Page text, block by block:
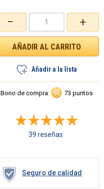
Seguro de calidad
+
−
Añadir a la lista
Bono de compra: 73 puntos
39 reseñas